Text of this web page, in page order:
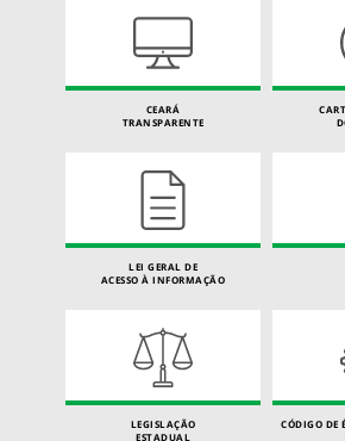
CEARÁ
TRANSPARENTE
LEI GERAL DE
ACESSO À INFORMAÇÃO
LEGISLAÇÃO
ESTADUAL
CÓDIGO DE